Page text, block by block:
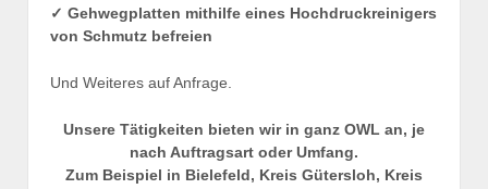
✓ Gehwegplatten mithilfe eines Hochdruckreinigers
von Schmutz befreien
Und Weiteres auf Anfrage.
Unsere Tätigkeiten bieten wir in ganz OWL an, je
nach Auftragsart oder Umfang.
Zum Beispiel in Bielefeld, Kreis Gütersloh, Kreis